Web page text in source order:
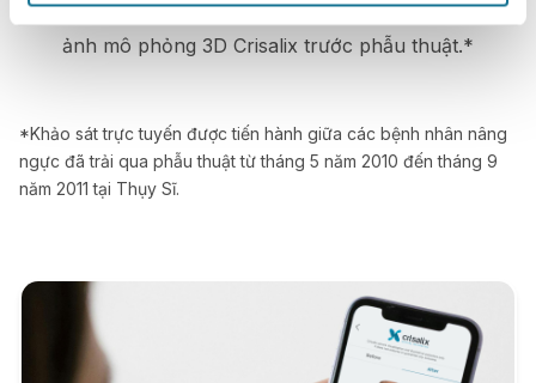
hài lòng với phẫu thuật của mình sau khi nhìn
ảnh mô phỏng 3D Crisalix trước phẫu thuật.*
*Khảo sát trực tuyến được tiến hành giữa các bệnh nhân nâng
ngực đã trải qua phẫu thuật từ tháng 5 năm 2010 đến tháng 9
năm 2011 tại Thụy Sĩ.